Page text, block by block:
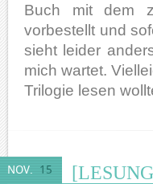
Buch mit dem
vorbestellt und
sieht leider
mich wartet.
Trilogie lesen
NOV. 15